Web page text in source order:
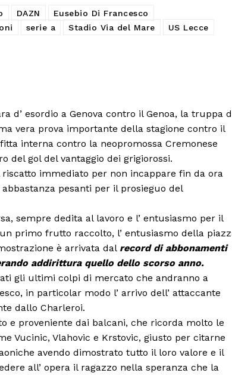
DAZN
Eusebio Di Francesco
serie a Stadio Via del Mare
US Lecce
d’ esordio a Genova contro il Genoa, la truppa
vera prova importante della stagione contro il
interna contro la neopromossa Cremonese
del gol del vantaggio dei grigiorossi.
immediato per non incappare fin da ora
pesanti per il prosieguo del
sempre dedita al lavoro e l’ entusiasmo per il
primo frutto raccolto, l’ entusiasmo della
è arrivata dal record di abbonamenti
addirittura quello dello scorso anno.
gli ultimi colpi di mercato che andranno a
in particolar modo l’ arrivo dell’ attaccante
dallo Charleroi.
e proveniente dai balcani, che ricorda molto le
Vucinic, Vlahovic e Krstovic, giusto per citarne
avendo dimostrato tutto il loro valore e il
all’ opera il ragazzo nella speranza che la